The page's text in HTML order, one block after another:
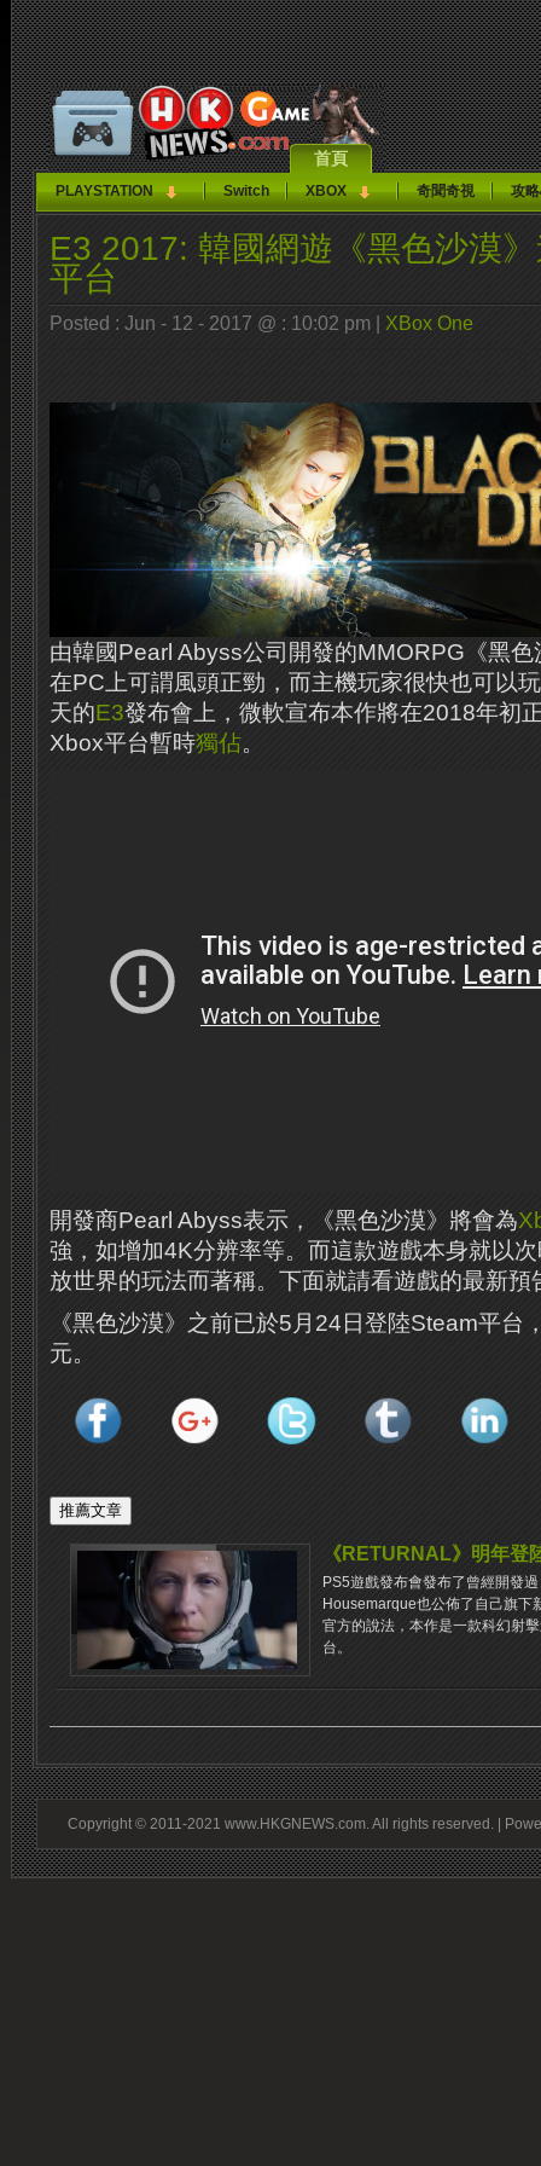
首頁
PLAYSTATION Switch XBOX 奇聞奇視 攻
E3 2017: 韓國網遊《黑色沙漠
平台
Posted : Jun - 12 - 2017 @ : 10:02 pm | XBox One
由韓國Pearl Abyss公司開發的MMORPG《黑
在PC上可謂風頭正勁，而主機玩家很快也可以
天的E3發布會上，微軟宣布本作將在2018年初
Xbox平台暫時獨佔。
開發商Pearl Abyss表示，《黑色沙漠》將會為
強，如增加4K分辨率等。而這款遊戲本身就以
放世界的玩法而著稱。下面就請看遊戲的最新預
《黑色沙漠》之前已於5月24日登陸Steam平台
元。
《RETURNAL》明年登
PS5遊戲發布會發布了曾經開發
Housemarque也公佈了自己旗下
官方的說法，本作是一款科幻射
台。
Copyright © 2011-2021 www.HKGNEWS.com. All rights reserved. |